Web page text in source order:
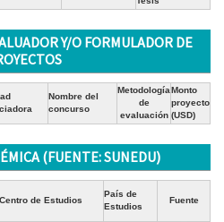
Y/O FORMULADOR DE
Nombre del
concurso
Metodología
de
evaluación
Monto
proyecto
(USD)
(FUENTE: SUNEDU)
Centro de Estudios
País de
Estudios
Fuente